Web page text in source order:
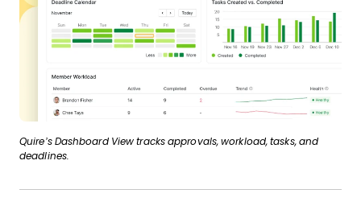
Quire’s Dashboard View tracks approvals, workload, tasks, and
deadlines.